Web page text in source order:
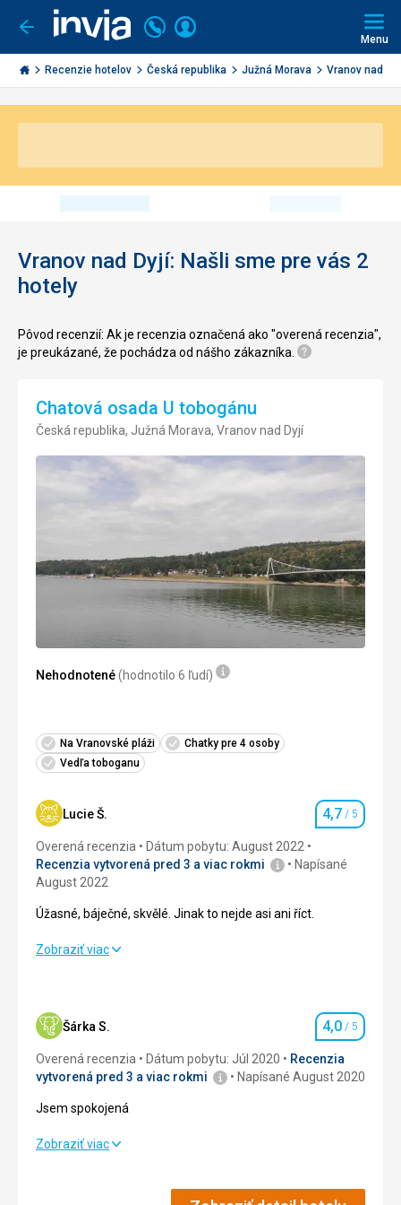
Ísť
späť
Invia.sk
Volajte
+421
2
3221
Prihlásiť
Menu
Recenzie hotelov Česká republika Južná Morava Vranov nad
Vranov nad Dyjí: Našli sme pre vás 2
hotely
Pôvod recenzií: Ak je recenzia označená ako "overená recenzia",
je preukázané, že pochádza od nášho zákazníka.
Chatová osada U tobogánu
Česká republika, Južná Morava, Vranov nad Dyjí
Nehodnotené(hodnotilo 6 ľudí)
Na Vranovské pláži
Chatky pre 4 osoby
Vedľa toboganu
Lucie Š. Hodnotenie
4,7 / 5
Overená recenzia
Dátum pobytu: August 2022
Recenzia vytvorená pred 3 a viac rokmi
Napísané
August 2022
Úžasné, báječné, skvělé. Jinak to nejde asi ani říct.
Úžasné, báječné, skvělé. Jinak to nejde asi ani říct.
Ubytovanie 4,0/ 5
Okolie 5,0
Na Vranovské pláži je to super. Atrakcí pro děti a dospělé je
Zobraziť viac
Šárka S. Hodnotenie
4,0 / 5
Overená recenzia Dátum pobytu: Júl 2020
Recenzia
vytvorená pred 3 a viac rokmi
Napísané August 2020
Jsem spokojená
Jsem spokojená
Zobraziť viac